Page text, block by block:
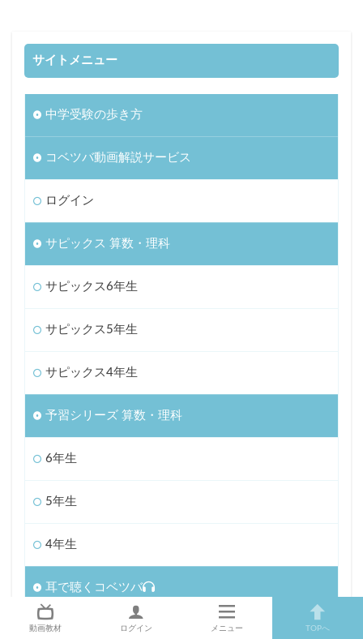
サイトメニュー
中学受験の歩き方
コベツバ動画解説サービス
ログイン
サピックス 算数・理科
サピックス6年生
サピックス5年生
サピックス4年生
予習シリーズ 算数・理科
6年生
5年生
4年生
耳で聴くコベツバ
入試速報・志望校対策
動画教材 ログイン メニュー TOPへ